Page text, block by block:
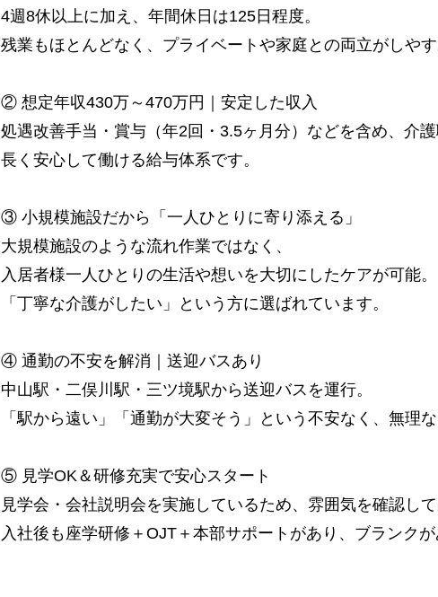
4週8休以上に加え、年間休日は125日程度。
残業もほとんどなく、プライベートや家庭との両立がしやす
② 想定年収430万～470万円｜安定した収入
処遇改善手当・賞与（年2回・3.5ヶ月分）などを含め、介
長く安心して働ける給与体系です。
③ 小規模施設だから「一人ひとりに寄り添える」
大規模施設のような流れ作業ではなく、
入居者様一人ひとりの生活や想いを大切にしたケアが可能。
「丁寧な介護がしたい」という方に選ばれています。
④ 通勤の不安を解消｜送迎バスあり
中山駅・二俣川駅・三ツ境駅から送迎バスを運行。
「駅から遠い」「通勤が大変そう」という不安なく、無理
⑤ 見学OK＆研修充実で安心スタート
見学会・会社説明会を実施しているため、雰囲気を確認して
入社後も座学研修＋OJT＋本部サポートがあり、ブランクが